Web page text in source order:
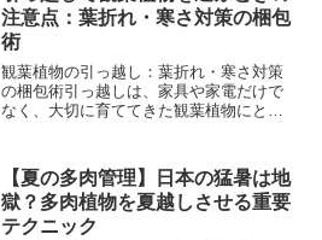
注意点：葉折れ・寒さ対策の梱包
術
観葉植物の引っ越し：葉折れ・寒さ対策
の梱包術引っ越しは、家具や家電だけで
なく、大切に育ててきた観葉植物にとっ
中に葉を折ったり、温度変化で弱らせた
りしないように、細心の注...
【夏の多肉管理】日本の猛暑は地
獄？多肉植物を夏越しさせる重要
テクニック